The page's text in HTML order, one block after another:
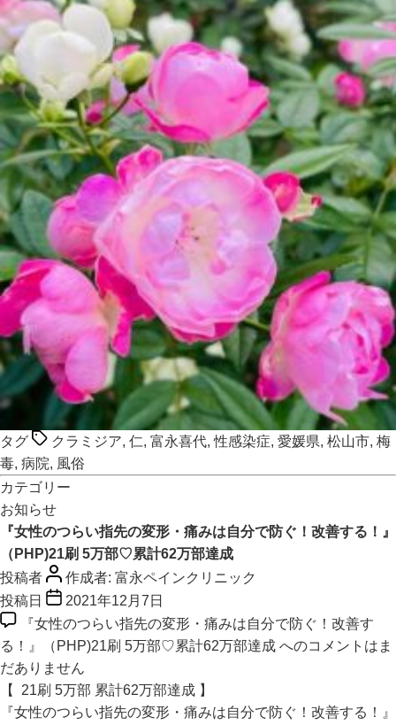
タグ クラミジア, 仁, 富永喜代,性感染症, 愛媛県, 松山市, 梅
毒, 病院, 風俗
カテゴリー
お知らせ
『女性のつらい指先の変形・痛みは自分で防ぐ！改善する！』
（PHP)21刷 5万部♡累計62万部達成
投稿者
作成者: 富永ペインクリニック
投稿日
2021年12月7日
『女性のつらい指先の変形・痛みは自分で防ぐ！改善す
る！』（PHP)21刷 5万部♡累計62万部達成 へのコメントはま
だありません
【 21刷 5万部 累計62万部達成 】
『女性のつらい指先の変形・痛みは自分で防ぐ！改善する！』